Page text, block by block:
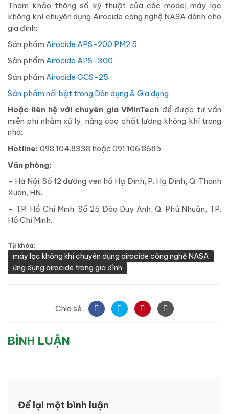
Tham khảo thông số kỹ thuật của các model máy lọc
không khí chuyên dụng Airocide công nghệ NASA dành cho
gia đình:
Sản phẩm Airocide APS-200 PM2.5
Sản phẩm Airocide APS-300
Sản phẩm Airocide GCS-25
Sản phẩm nổi bật trong Dân dụng & Gia dụng
Hoặc liên hệ với chuyên gia VMinTech để được tư vấn
miễn phí nhằm xử lý, nâng cao chất lượng không khí trong
nhà:
Hotline: 098.104.8338 hoặc 091.106.8685
Văn phòng:
– Hà Nội: Số 12 đường ven hồ Hạ Đình, P. Hạ Đình, Q. Thanh
Xuân, HN.
– TP. Hồ Chí Minh: Số 25 Đào Duy Anh, Q. Phú Nhuận, TP.
Hồ Chí Minh.
Từ khóa:
máy lọc không khí chuyên dụng airocide công nghệ NASA
ứng dụng airocide trong gia đình
Chia sẻ
BÌNH LUẬN
Để lại một bình luận